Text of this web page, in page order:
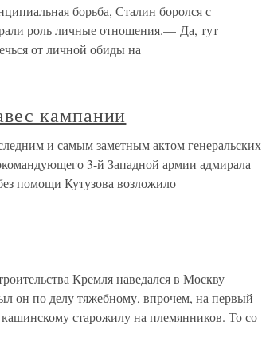
борьба, Сталин боролся с
роль личные отношения.— Да, тут
от личной обиды на
кампании
и самым заметным актом генеральских
3-й Западной армии адмирала
помощи Кутузова возложило
Кремля наведался в Москву
он по делу тяжебному, впрочем, на первый
кашинскому старожилу на племянников. То со